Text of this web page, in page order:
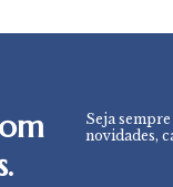
Seja
novidades,